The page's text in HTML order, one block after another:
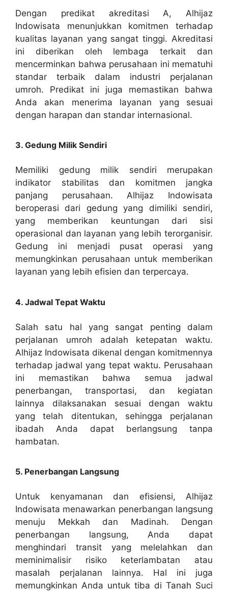
Dengan predikat akreditasi A, Alhijaz
Indowisata menunjukkan komitmen terhadap
kualitas layanan yang sangat tinggi. Akreditasi
ini diberikan oleh lembaga terkait dan
mencerminkan bahwa perusahaan ini mematuhi
standar terbaik dalam industri perjalanan
umroh. Predikat ini juga memastikan bahwa
Anda akan menerima layanan yang sesuai
dengan harapan dan standar internasional.
3. Gedung Milik Sendiri
Memiliki gedung milik sendiri merupakan
indikator stabilitas dan komitmen jangka
panjang perusahaan. Alhijaz Indowisata
beroperasi dari gedung yang dimiliki sendiri,
yang memberikan keuntungan dari sisi
operasional dan layanan yang lebih terorganisir.
Gedung ini menjadi pusat operasi yang
memungkinkan perusahaan untuk memberikan
layanan yang lebih efisien dan terpercaya.
4. Jadwal Tepat Waktu
Salah satu hal yang sangat penting dalam
perjalanan umroh adalah ketepatan waktu.
Alhijaz Indowisata dikenal dengan komitmennya
terhadap jadwal yang tepat waktu. Perusahaan
ini memastikan bahwa semua jadwal
penerbangan, transportasi, dan kegiatan
lainnya dilaksanakan sesuai dengan waktu
yang telah ditentukan, sehingga perjalanan
ibadah Anda dapat berlangsung tanpa
hambatan.
5. Penerbangan Langsung
Untuk kenyamanan dan efisiensi, Alhijaz
Indowisata menawarkan penerbangan langsung
menuju Mekkah dan Madinah. Dengan
penerbangan langsung, Anda dapat
menghindari transit yang melelahkan dan
meminimalisir risiko keterlambatan atau
masalah perjalanan lainnya. Hal ini juga
memungkinkan Anda untuk tiba di Tanah Suci